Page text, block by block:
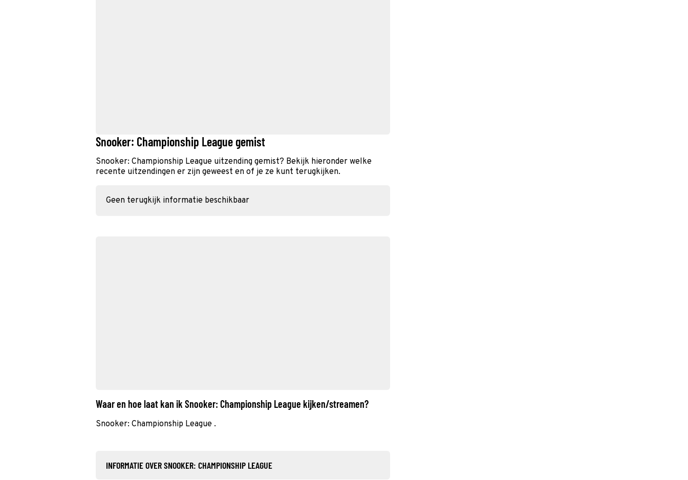
Snooker: Championship League gemist
Snooker: Championship League uitzending gemist? Bekijk hieronder welke
recente uitzendingen er zijn geweest en of je ze kunt terugkijken.
Geen terugkijk informatie beschikbaar
Waar en hoe laat kan ik Snooker: Championship League kijken/streamen?
Snooker: Championship League .
INFORMATIE OVER SNOOKER: CHAMPIONSHIP LEAGUE